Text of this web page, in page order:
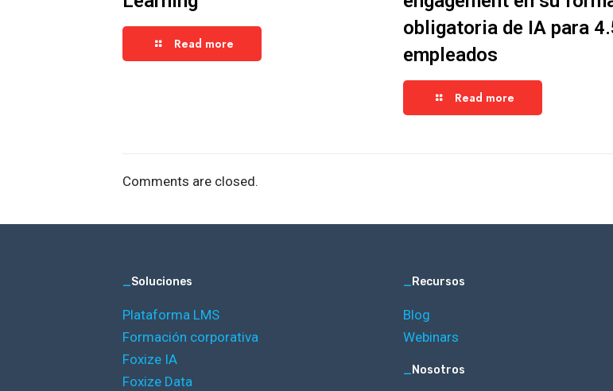
Read more
obligatoria de IA para
empleados
Read more
Comments are closed.
_Soluciones
Plataforma LMS
Formación corporativa
Foxize IA
Foxize Data
_Recursos
Blog
Webinars
_Nosotros